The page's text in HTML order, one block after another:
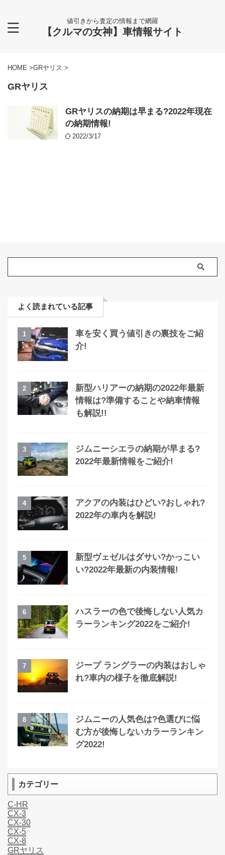
値引きから査定の情報まで網羅
【クルマの女神】車情報サイト
HOME >GRヤリス >
GRヤリス
GRヤリスの納期は早まる?2022年現在
の納期情報!
2022/3/17
よく読まれている記事
1
車を安く買う値引きの裏技をご紹
介!
2
新型ハリアーの納期の2022年最新
情報は?準備することや納車情報
も解説!!
3
ジムニーシエラの納期が早まる?
2022年最新情報をご紹介!
4
アクアの内装はひどい?おしゃれ?
2022年の車内を解説!
5
新型ヴェゼルはダサい?かっこい
い?2022年最新の内装情報!
6
ハスラーの色で後悔しない人気カ
ラーランキング2022をご紹介!
7
ジープ ラングラーの内装はおしゃ
れ?車内の様子を徹底解説!
8
ジムニーの人気色は?色選びに悩
む方が後悔しないカラーランキン
グ2022!
カテゴリー
C-HR
CX-3
CX-30
CX-5
CX-8
GRヤリス